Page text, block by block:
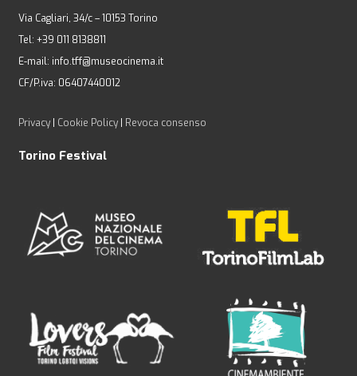
Via Cagliari, 34/c – 10153 Torino
Tel: +39 011 8138811
E-mail: info.tff@museocinema.it
CF/P.iva: 06407440012
Privacy| Cookie Policy| Revoca consenso
Torino Festival